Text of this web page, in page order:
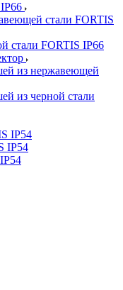
стали FORTIS
стали FORTIS IP66
из нержавеющей
из черной стали
IP54
IP54